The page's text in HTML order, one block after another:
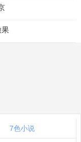
果
7色小说